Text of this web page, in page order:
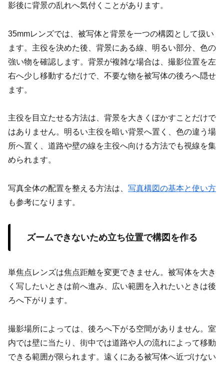
影後に背景の乱れへ気付くことがあります。
35mmレンズでは、被写体と背景を一つの構図として扱い
ます。主役を決めた後、背景にある線、明るい部分、色の
強い物を確認します。背景が複雑な場合は、撮影位置を左
右へ少し移動するだけで、不要な物を被写体の後ろへ隠せ
ます。
主役を目立たせる方法は、背景を大きくぼかすことだけで
はありません。明るい主役を暗い背景へ置く、色の違う場
所へ置く、道路や壁の線を主役へ向ける方法でも視線を集
められます。
写真全体の配置を整える方法は、 写真構図の基本と使い方
も参考になります。
ズームできないため立ち位置で構図を作る
単焦点レンズは焦点距離を変更できません。被写体を大き
く写したいときは前へ進み、広い範囲を入れたいときは後
ろへ下がります。
撮影場所によっては、後ろへ下がる空間がありません。室
内では壁に当たり、街中では道路や人の流れによって移動
できる範囲が限られます。遠くにある被写体へ近づけない